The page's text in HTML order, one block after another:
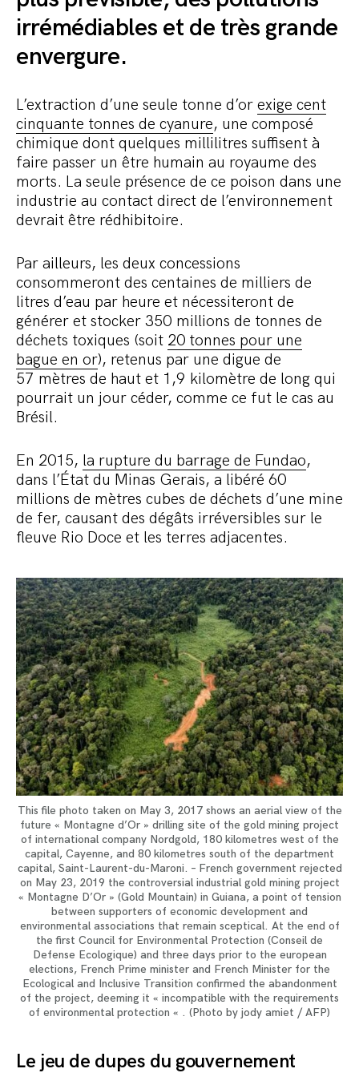
irrémédiables et de très grande
envergure.
L’extraction d’une seule tonne d’or exige cent
cinquante tonnes de cyanure, une composé
chimique dont quelques millilitres suffisent à
faire passer un être humain au royaume des
morts. La seule présence de ce poison dans une
industrie au contact direct de l’environnement
devrait être rédhibitoire.
Par ailleurs, les deux concessions
consommeront des centaines de milliers de
litres d’eau par heure et nécessiteront de
générer et stocker 350 millions de tonnes de
déchets toxiques (soit 20 tonnes pour une
bague en or), retenus par une digue de
57 mètres de haut et 1,9 kilomètre de long qui
pourrait un jour céder, comme ce fut le cas au
Brésil.
En 2015, la rupture du barrage de Fundao,
dans l’État du Minas Gerais, a libéré 60
millions de mètres cubes de déchets d’une mine
de fer, causant des dégâts irréversibles sur le
fleuve Rio Doce et les terres adjacentes.
This file photo taken on May 3, 2017 shows an aerial view of the
future « Montagne d’Or » drilling site of the gold mining project
of international company Nordgold, 180 kilometres west of the
capital, Cayenne, and 80 kilometres south of the department
capital, Saint-Laurent-du-Maroni. – French government rejected
on May 23, 2019 the controversial industrial gold mining project
« Montagne D’Or » (Gold Mountain) in Guiana, a point of tension
between supporters of economic development and
environmental associations that remain sceptical. At the end of
the first Council for Environmental Protection (Conseil de
Defense Ecologique) and three days prior to the european
elections, French Prime minister and French Minister for the
Ecological and Inclusive Transition confirmed the abandonment
of the project, deeming it « incompatible with the requirements
of environmental protection « . (Photo by jody amiet / AFP)
Le jeu de dupes du gouvernement